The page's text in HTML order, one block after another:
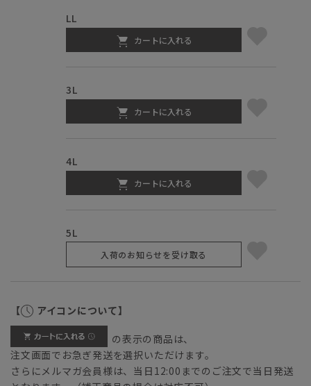
LL
カートに入れる
3L
カートに入れる
4L
カートに入れる
5L
入荷のお知らせを受け取る
【 アイコンについて】
の表示の商品は、
注文画面でお急ぎ発送を選択いただけます。
さらにメルマガ会員様は、当日12:00までのご注文で当日発送